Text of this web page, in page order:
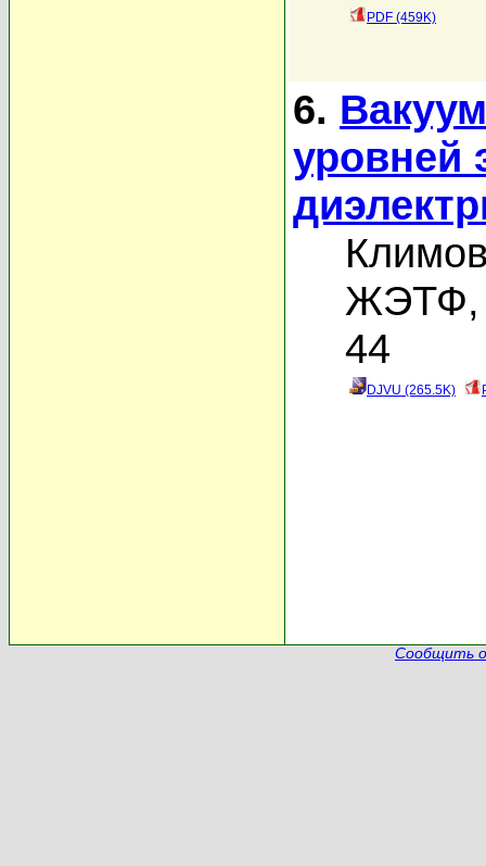
PDF (459K)
6.
уровней
ЖЭТФ,
44
DJVU (265.5K)
Сообщить о